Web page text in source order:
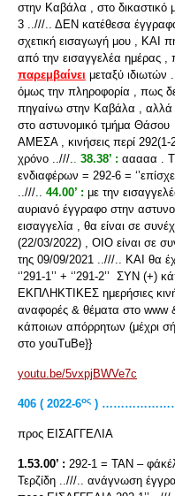
στην Καβάλα , στο δικαστικό
3 ..///.. ΔΕΝ κατέθεσα
σχετική εισαγωγή μου , ΚΑΙ
από την εισαγγελέα ημέρας ,
παρεμβαίνει μεταξύ
όμως την πληροφορία , πως
πηγαίνω στην Καβάλα , αλλά
στο αστυνομικό τμήμα
ΑΜΕΣΑ , κινήσεις περί
χρόνο ..///.. 38.38’ : ααααα .
ενδιαφέρων = 292-6 =
..///.. 44.00’ : με την
αυριανό έγγραφο στην
εισαγγελία , θα είναι σε
(22/03/2022) , ΟΙΟ είναι σε
της 09/09/2021 ..///.. ΚΑΙ θα
‘’291-1’’ + ‘’291-2’’ ΣΥΝ (+)
ΕΚΠΛΗΚΤΙΚΕΣ ημερήσιες
αναφορές & θέματα στο www
κάποιων απόρρητων (μέχρι
στο youTuBe}}
youtu.be/5vxpjBWVe7c
406 ( 2022-6ος )
προς ΕΙΣΑΓΓΕΛΙΑ
1.53.00’ : 292-1 = ΤΑΝ –
Τερζίδη ..///.. ανάγνωση